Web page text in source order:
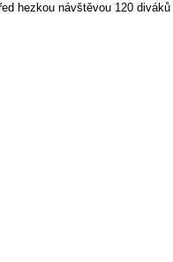
hezkou návštěvou 120